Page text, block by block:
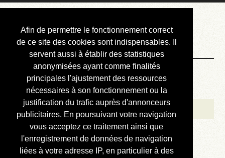
Afin de permettre le fonctionnement correct
de ce site des cookies sont indispensables. Il
servent aussi à établir des statistiques
anonymisées ayant comme finalités
principales l'ajustement des ressources
nécessaires à son fonctionnement ou la
justification du trafic auprès d'annonceurs
publicitaires. En poursuivant votre navigation
vous acceptez ce traitement ainsi que
l'enregistrement de données de navigation
liées à votre adresse IP, en particulier à des
Courbis, « LE »
Blog Officiel
Bienvenue
Réalisations
Divers (et d’été)
Annonces
Liens externes